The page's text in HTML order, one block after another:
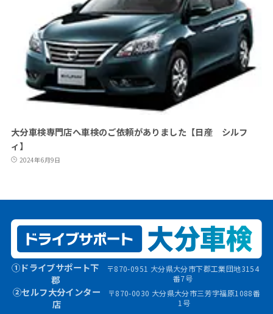
大分車検専門店へ車検のご依頼がありました【日産 シルフ
ィ】
2024年6月9日
①ドライブサポート下
郡
〒870-0951 大分県大分市下郡工業団地3154
番7号
②セルフ大分インター
店
〒870-0030 大分県大分市三芳字福原1088番
1号